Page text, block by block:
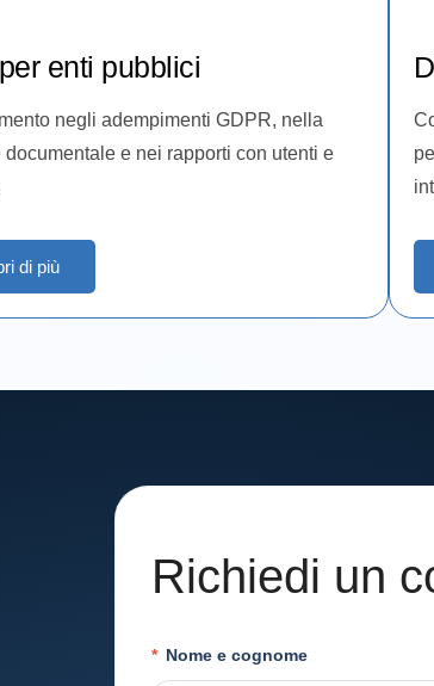
enti pubblici
negli adempimenti GDPR, nella
documentale e nei rapporti con utenti e
di più
Richiedi un
* Nome e cognome